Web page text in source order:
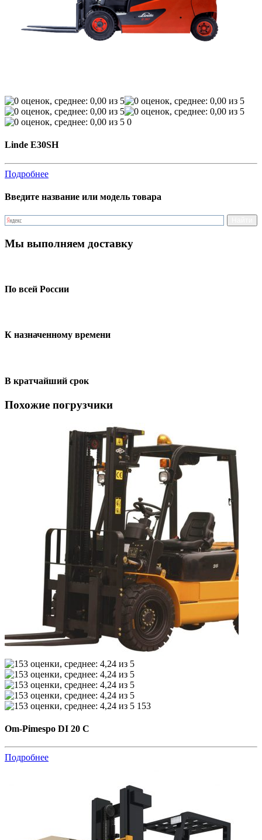
0
Linde E30SH
Подробнее
Введите название или модель товара
Мы выполняем доставку
По всей России
К назначенному времени
В кратчайший срок
Похожие погрузчики
153
Om-Pimespo DI 20 C
Подробнее